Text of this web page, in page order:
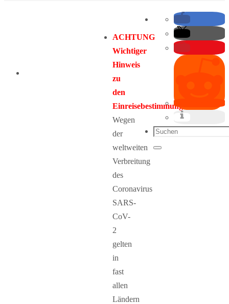
ACHTUNG
Wichtiger
Hinweis
zu
den
Einreisebestimmungen:
Wegen
der
weltweiten
Verbreitung
des
Coronavirus
SARS-
CoV-
2
gelten
in
fast
allen
Ländern
Suchen
nach:
Suchen